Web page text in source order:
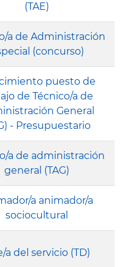
(TAE)
a de Administración
(concurso)
puesto de
de Técnico/a de
General
- Presupuestario
a de administración
general (TAG)
a animador/a
sociocultural
a del servicio (TD)